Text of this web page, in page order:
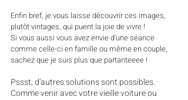
Enfin bref, je vous laisse découvrir ces images,
plutôt vintages, qui puent la joie de vivre !
Si vous aussi vous avez envie d'une séance
comme celle-ci en famille ou même en couple,
sachez que je suis plus que partanteeee !
Pssst, d'autres solutions sont possibles.
Comme venir avec votre vieille voiture ou